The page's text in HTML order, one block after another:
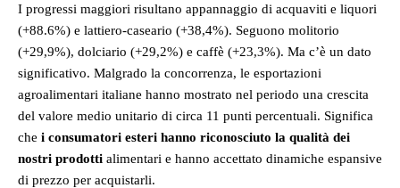
I progressi maggiori risultano appannaggio di acquaviti e liquori
(+88.6%) e lattiero-caseario (+38,4%). Seguono molitorio
(+29,9%), dolciario (+29,2%) e caffè (+23,3%). Ma c’è un dato
significativo. Malgrado la concorrenza, le esportazioni
agroalimentari italiane hanno mostrato nel periodo una crescita
del valore medio unitario di circa 11 punti percentuali. Significa
che i consumatori esteri hanno riconosciuto la qualità dei
nostri prodotti alimentari e hanno accettato dinamiche espansive
di prezzo per acquistarli.